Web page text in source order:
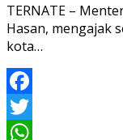
TERNATE –
Hasan, mengajak
kota…
Facebook
Twitter